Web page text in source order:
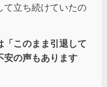
て立ち続けていたの
このまま引退して
安の声もあります